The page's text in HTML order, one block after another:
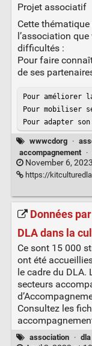
Projet associatif
Cette thématique
l’association
difficultés :
Pour faire
de ses
Pour
Pour mobiliser
Pour adapter
wwwcdorg ·
accompagnement
·
November 6,
https://
Données
DLA dans la
Ce sont 15 000
ont été
le cadre du DLA.
secteurs
Consultez les
association · dla